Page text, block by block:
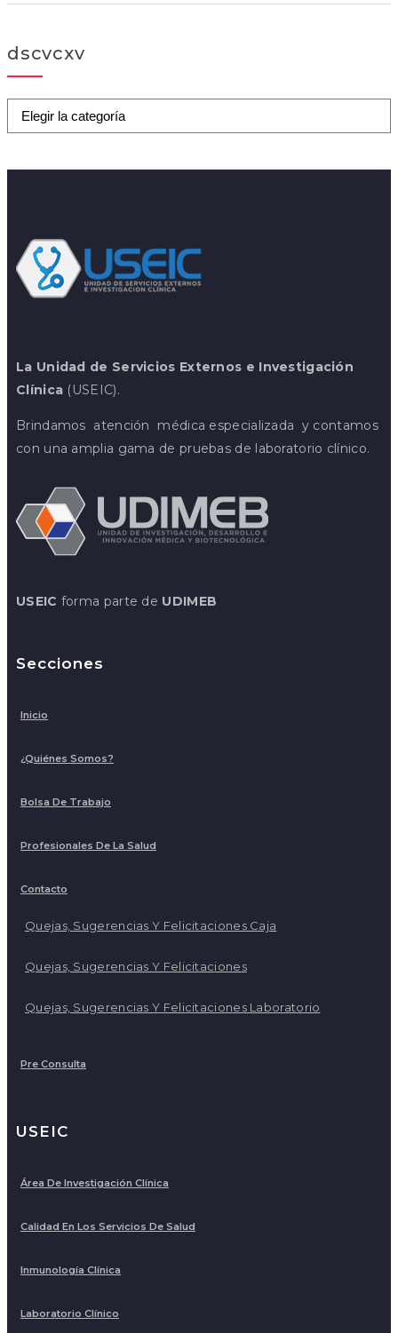
dscvcxv
dscvcxv
La Unidad de Servicios Externos e Investigación
Clínica (USEIC).
Brindamos atención médica especializada y contamos
con una amplia gama de pruebas de laboratorio clínico.
USEIC forma parte de UDIMEB
Secciones
Inicio
¿Quiénes Somos?
Bolsa De Trabajo
Profesionales De La Salud
Contacto
Quejas, Sugerencias Y Felicitaciones Caja
Quejas, Sugerencias Y Felicitaciones
Quejas, Sugerencias Y Felicitaciones Laboratorio
Pre Consulta
USEIC
Área De Investigación Clínica
Calidad En Los Servicios De Salud
Inmunología Clínica
Laboratorio Clínico